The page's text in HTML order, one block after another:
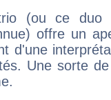
(ou ce duo
offre un
d'une
Une sorte